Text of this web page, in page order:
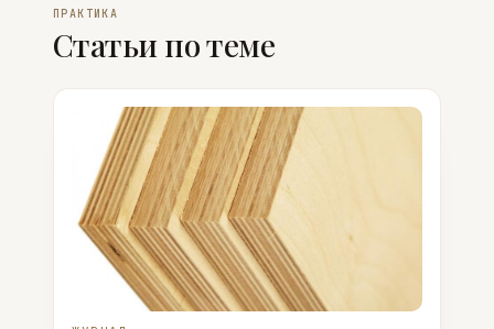
ПРАКТИКА
Статьи по теме